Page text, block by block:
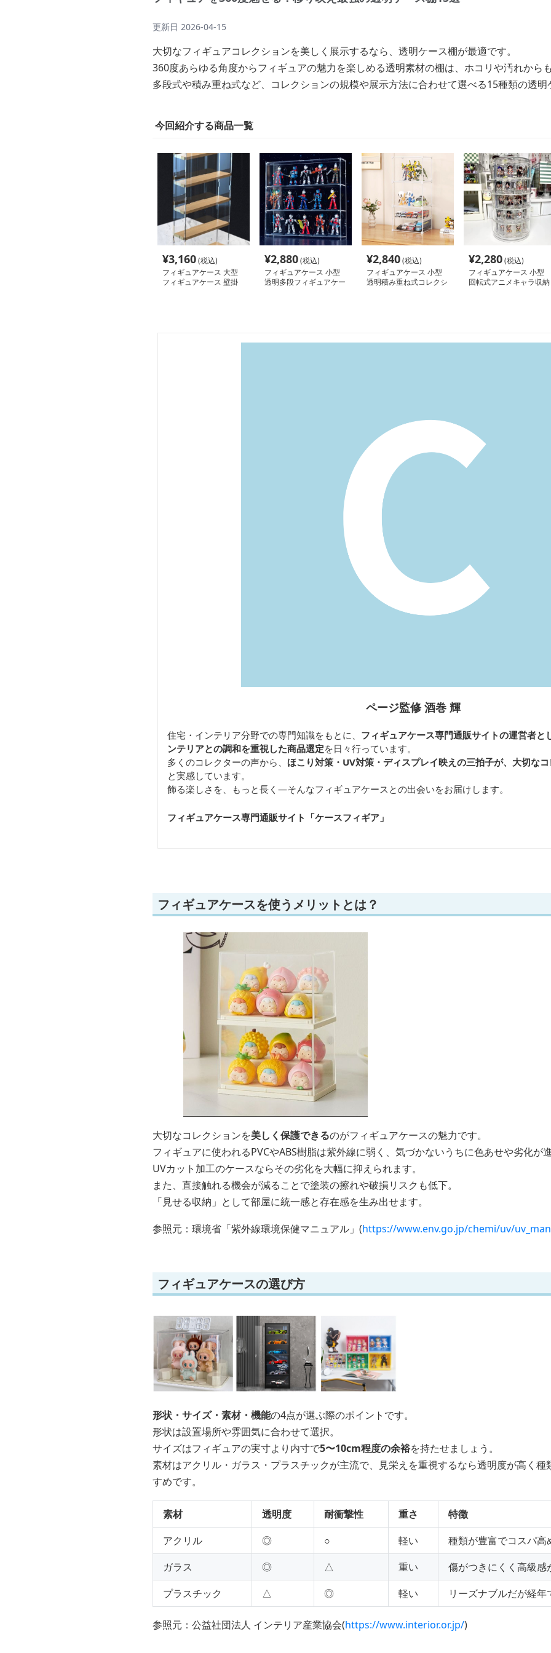
更新日 2026-04-15
大切なフィギュアコレクションを美しく展示するなら、透明ケース棚が最適です。
360度あらゆる角度からフィギュアの魅力を楽しめる透明素材の棚は、ホコリや汚れから
多段式や積み重ね式など、コレクションの規模や展示方法に合わせて選べる15種類の透明
今回紹介する商品一覧
¥3,160(税込)
フィギュアケース 大型
フィギュアケース 壁掛
¥2,880(税込)
フィギュアケース 小型
透明多段フィギュアケー
¥2,840(税込)
フィギュアケース 小型
透明積み重ね式コレクシ
¥2,280(税込)
フィギュアケース 小型
回転式アニメキャラ収納
ページ監修 酒巻 輝
住宅・インテリア分野での専門知識をもとに、 フィギュアケース専門通販サイトの運営者と
ンテリアとの調和を重視した商品選定を日々行っています。
多くのコレクターの声から、 ほこり対策・UV対策・ディスプレイ映えの三拍子が、大切な
と実感しています。
飾る楽しさを、もっと長く—そんなフィギュアケースとの出会いをお届けします。
フィギュアケース専門通販サイト「ケースフィギア 」
フィギュアケースを使うメリットとは？
大切なコレクションを美しく保護できるのがフィギュアケースの魅力です。
フィギュアに使われるPVCやABS樹脂は紫外線に弱く、気づかないうちに色あせや劣化が進
UVカット加工のケースならその劣化を大幅に抑えられます。
また、直接触れる機会が減ることで塗装の擦れや破損リスクも低下。
「見せる収納」として部屋に統一感と存在感を生み出せます。
参照元：環境省「紫外線環境保健マニュアル」(https://www.env.go.jp/chemi/uv/
フィギュアケースの選び方
形状・サイズ・素材・機能の4点が選ぶ際のポイントです。
形状は設置場所や雰囲気に合わせて選択。
サイズはフィギュアの実寸より内寸で5〜10cm程度の余裕を持たせましょう。
素材はアクリル・ガラス・プラスチックが主流で、見栄えを重視するなら透明度が高く種
すめです。
素材 透明度 耐衝撃性 重さ
特徴
アクリル
◎ ○ 軽い
種類が豊富でコスパ高
ガラス
◎ △ 重い
傷がつきにくく高級感
プラスチック
△ ◎ 軽い リーズナブルだが経年
参照元：公益社団法人 インテリア産業協会(https://www.interior.or.jp/)